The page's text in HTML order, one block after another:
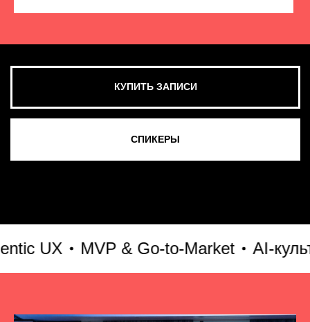
UX MVP & Go-to-Market AI-
СМОТРЕТЬ ВСЕ ФОТО